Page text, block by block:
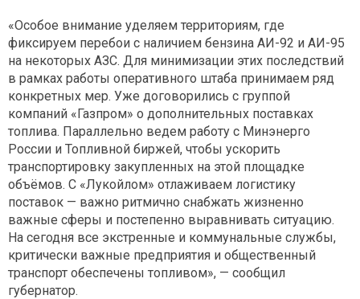
«Особое внимание уделяем территориям, где
фиксируем перебои с наличием бензина АИ-92 и АИ-95
на некоторых АЗС. Для минимизации этих последствий
в рамках работы оперативного штаба принимаем ряд
конкретных мер. Уже договорились с группой
компаний «Газпром» о дополнительных поставках
топлива. Параллельно ведем работу с Минэнерго
России и Топливной биржей, чтобы ускорить
транспортировку закупленных на этой площадке
объёмов. С «Лукойлом» отлаживаем логистику
поставок — важно ритмично снабжать жизненно
важные сферы и постепенно выравнивать ситуацию.
На сегодня все экстренные и коммунальные службы,
критически важные предприятия и общественный
транспорт обеспечены топливом», — сообщил
губернатор.